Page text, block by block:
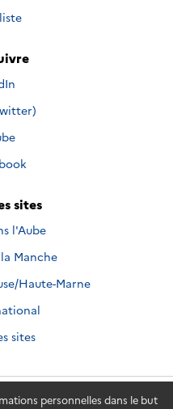
personnelles dans le but
sur
sur
sur
sur
sites
l'Aube
Manche
Haute-Marne
sites
Tous droits réservés.